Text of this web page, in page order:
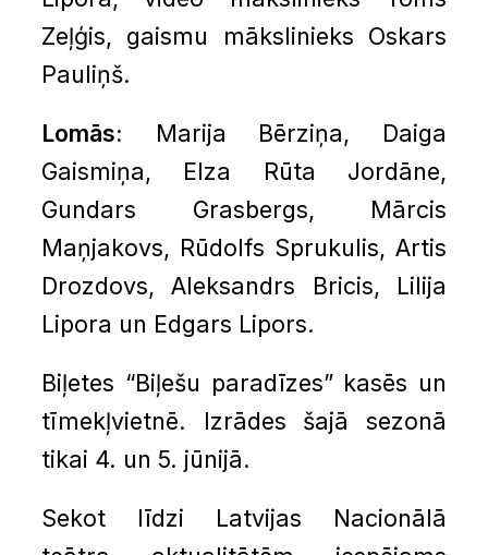
Zeļģis, gaismu mākslinieks Oskars
Pauliņš.
Lomās: Marija Bērziņa, Daiga
Gaismiņa, Elza Rūta Jordāne,
Gundars Grasbergs, Mārcis
Maņjakovs, Rūdolfs Sprukulis, Artis
Drozdovs, Aleksandrs Bricis, Lilija
Lipora un Edgars Lipors.
Biļetes “Biļešu paradīzes” kasēs un
tīmekļvietnē. Izrādes šajā sezonā
tikai 4. un 5. jūnijā.
Sekot līdzi Latvijas Nacionālā